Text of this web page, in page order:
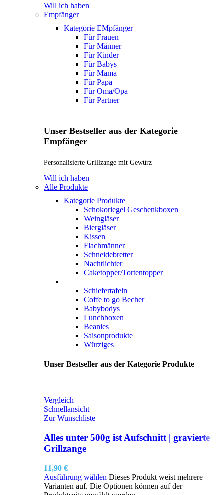
Will ich haben
Empfänger
Kategorie EMpfänger
Für Frauen
Für Männer
Für Kinder
Für Babys
Für Mama
Für Papa
Für Oma/Opa
Für Partner
Unser Bestseller aus der Kategorie
Empfänger
Personalisierte Grillzange mit Gewürz
Will ich haben
Alle Produkte
Kategorie Produkte
Schokoriegel Geschenkboxen
Weingläser
Biergläser
Kissen
Flachmänner
Schneidebretter
Nachtlichter
Caketopper/Tortentopper
Schiefertafeln
Coffe to go Becher
Babybodys
Lunchboxen
Beanies
Saisonprodukte
Würziges
Unser Bestseller aus der Kategorie Produkte
Vergleich
Schnellansicht
Zur Wunschliste
Alles unter 500g ist Aufschnitt | gravierte
Grillzange
11,90 €
Ausführung wählen Dieses Produkt weist mehrere
Varianten auf. Die Optionen können auf der